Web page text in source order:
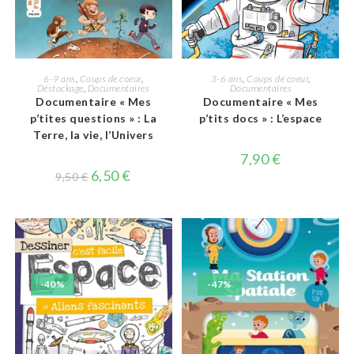
AJOUTER AU PANIER
6-9 ans, Coups de coeur,
Déstockage, Documentaires
Documentaire « Mes
p’tites questions » : La
Terre, la vie, l’Univers
9,50€ Le
prix
9,50 €.
6,50€Le
prix
6,50 €.
AJOUTER AU PANIER
3-6 ans, Coups de coeur,
Documentaires
Documentaire « Mes
p’tits docs » : L’espace
7,90€
-40% -47%